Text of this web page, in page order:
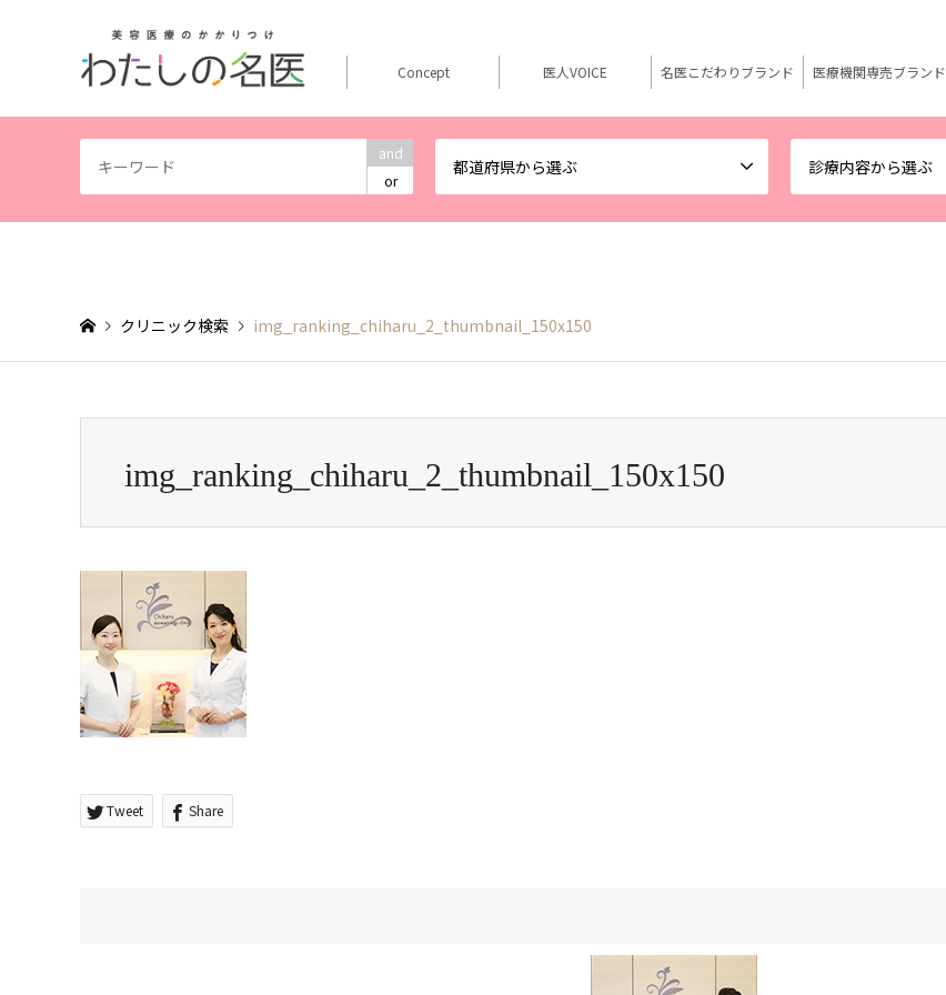
and
or
都道府県から選ぶ 診療内容から選ぶ
Concept 医人VOICE 名医こだわりブランド 医療機関専売ブランド
クリニック検索 img_ranking_chiharu_2_thumbnail_150x150
img_ranking_chiharu_2_thumbnail_150x150
Tweet Share